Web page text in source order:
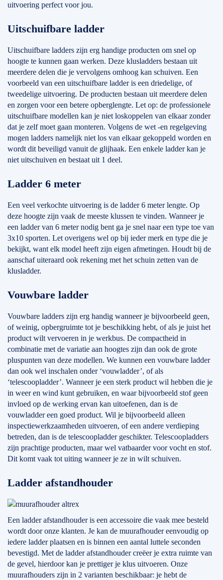
uitvoering perfect voor jou.
Uitschuifbare ladder
Uitschuifbare ladders zijn erg handige producten om snel op
hoogte te kunnen gaan werken. Deze klusladders bestaan uit
meerdere delen die je vervolgens omhoog kan schuiven. Een
voorbeeld van een uitschuifbare ladder is een driedelige, of
tweedelige uitvoering. De producten bestaan uit meerdere delen
en zorgen voor een betere opberglengte. Let op: de professionele
uitschuifbare modellen kan je niet loskoppelen van elkaar zonder
dat je zelf moet gaan monteren. Volgens de wet -en regelgeving
mogen ladders namelijk niet los van elkaar gekoppeld worden en
wordt dit beveiligd vanuit de glijhaak. Een enkele ladder kan je
niet uitschuiven en bestaat uit 1 deel.
Ladder 6 meter
Een veel verkochte uitvoering is de ladder 6 meter lengte. Op
deze hoogte zijn vaak de meeste klussen te vinden. Wanneer je
een ladder van 6 meter nodig bent ga je snel naar een type toe van
3x10 sporten. Let overigens wel op bij ieder merk en type die je
bekijkt, want elk model heeft zijn eigen afmetingen. Houdt bij de
aanschaf uiteraard ook rekening met het schuin zetten van de
klusladder.
Vouwbare ladder
Vouwbare ladders zijn erg handig wanneer je bijvoorbeeld geen,
of weinig, opbergruimte tot je beschikking hebt, of als je juist het
product wilt vervoeren in je werkbus. De compactheid in
combinatie met de variatie aan hoogtes zijn dan ook de grote
pluspunten van deze modellen. We kunnen een vouwbare ladder
dan ook wel inschalen onder ‘vouwladder’, of als
‘telescoopladder’. Wanneer je een sterk product wil hebben die je
in weer en wind kunt gebruiken, en waar bijvoorbeeld stof geen
invloed op de werking ervan kan uitoefenen, dan is de
vouwladder een goed product. Wil je bijvoorbeeld alleen
inspectiewerkzaamheden uitvoeren, of een andere verdieping
betreden, dan is de telescoopladder geschikter. Telescoopladders
zijn prachtige producten, maar wel vatbaarder voor vocht en stof.
Dit komt vaak tot uiting wanneer je ze in wilt schuiven.
Ladder afstandhouder
Een ladder afstandhouder is een accessoire die vaak mee besteld
wordt door onze klanten. Je kan de muurafhouder eenvoudig op
iedere ladder plaatsen en is binnen een aantal luttele seconden
bevestigd. Met de ladder afstandhouder creëer je extra ruimte van
de gevel, hierdoor kan je prettiger je klus uitvoeren. Onze
muurafhouders zijn in 2 varianten beschikbaar: je hebt de